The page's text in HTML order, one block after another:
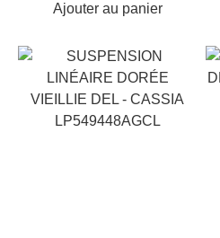
Ajouter au panier